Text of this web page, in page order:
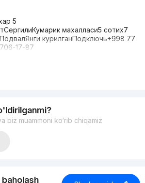
5
махалласи5 сотих7
курилганПодключь+998 77
17-87
biz muammoni ko‘rib chiqamiz